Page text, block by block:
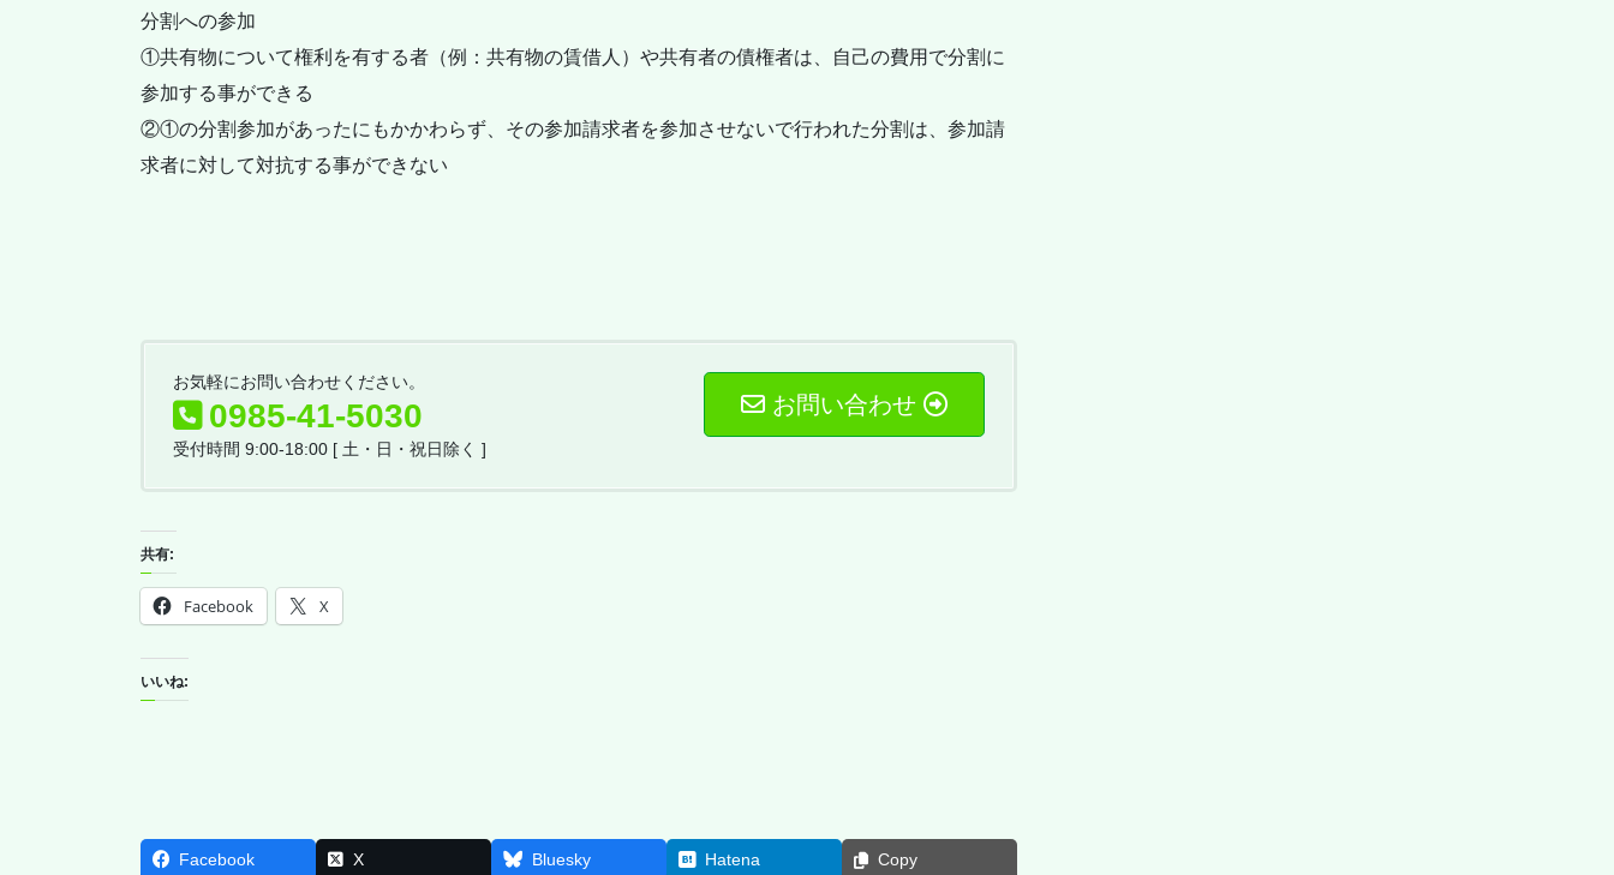
分割への参加
①共有物について権利を有する者（例：共有物の賃借人）や共有者の債権者は、自己の費用で分割に
参加する事ができる
②①の分割参加があったにもかかわらず、その参加請求者を参加させないで行われた分割は、参加請
求者に対して対抗する事ができない
お気軽にお問い合わせください。
0985-41-5030
受付時間 9:00-18:00 [ 土・日・祝日除く ]
お問い合わせ
共有:
Facebook X
いいね:
Facebook X Bluesky Hatena Copy